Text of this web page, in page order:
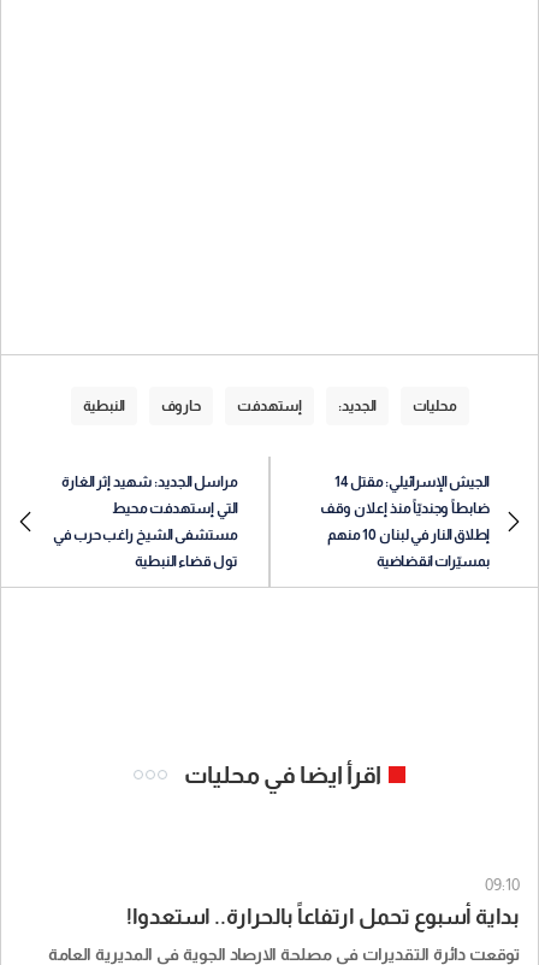
محليات الجديد: إستهدفت حاروف النبطية
الجيش الإسرائيلي: مقتل 14
ضابطاً وجنديّاً منذ إعلان وقف
إطلاق النار في لبنان 10 منهم
بمسيّرات انقضاضية
مراسل الجديد: شهيد إثر الغارة
التي إستهدفت محيط
مستشفى الشيخ راغب حرب في
تول قضاء النبطية
اقرأ ايضا في محليات
09:10
بداية أسبوع تحمل ارتفاعاً بالحرارة.. استعدوا!
توقعت دائرة التقديرات في مصلحة الارصاد الجوية في المديرية العامة